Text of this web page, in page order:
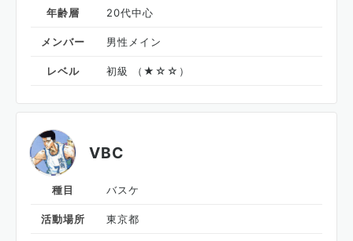
年齢層 20代中心
メンバー 男性メイン
レベル 初級 （★☆☆）
VBC
種目 バスケ
活動場所 東京都